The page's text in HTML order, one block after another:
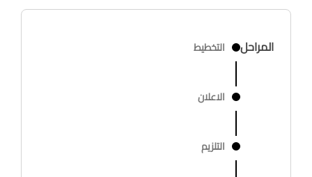
المراحل التخطيط
الاعلان
التلزيم